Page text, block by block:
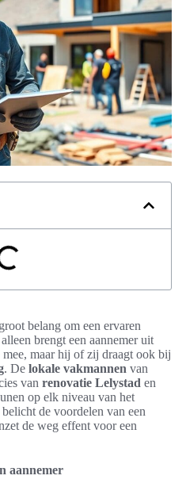
belang om een ervaren
brengt een aannemer uit
maar hij of zij draagt ook bij
. De lokale vakmannen van
van renovatie Lelystad en
op elk niveau van het
de voordelen van een
de weg effent voor een
aannemer